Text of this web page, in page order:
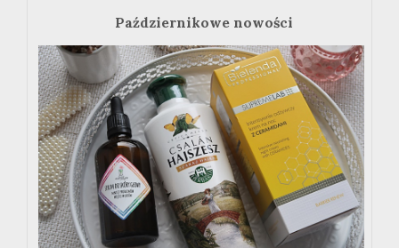
Październikowe nowości